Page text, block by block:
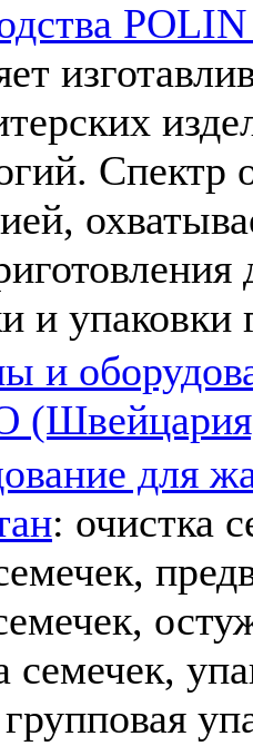
Спектр
и упаковки
и
для
: очистка
семечек,